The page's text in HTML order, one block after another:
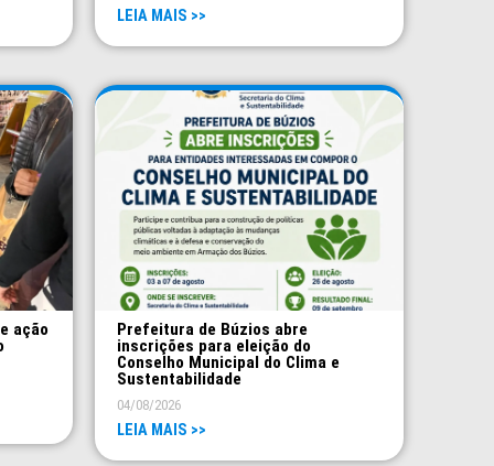
LEIA MAIS >>
ação
Prefeitura de Búzios abre
inscrições para eleição do
Conselho Municipal do Clima e
Sustentabilidade
04/08/2026
LEIA MAIS >>